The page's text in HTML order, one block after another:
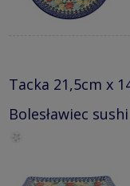
Tacka 21,5cm x
Bolesławiec